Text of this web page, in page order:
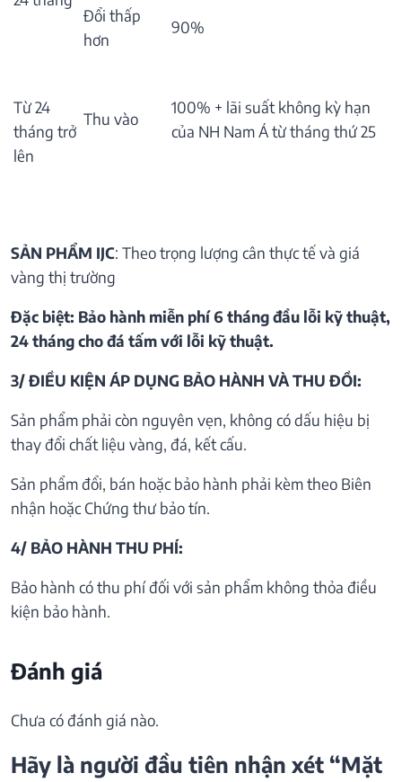
Đổi thấp
hơn
90%
Từ 24
tháng trở
lên
Thu vào
100% + lãi suất không kỳ hạn
của NH Nam Á từ tháng thứ 25
SẢN PHẨM IJC: Theo trọng lượng cân thực tế và giá
vàng thị trường
Đặc biệt: Bảo hành miễn phí 6 tháng đầu lỗi kỹ thuật,
24 tháng cho đá tấm với lỗi kỹ thuật.
3/ ĐIỀU KIỆN ÁP DỤNG BẢO HÀNH VÀ THU ĐỒI:
Sản phẩm phải còn nguyên vẹn, không có dấu hiệu bị
thay đổi chất liệu vàng, đá, kết cấu.
Sản phẩm đổi, bán hoặc bảo hành phải kèm theo Biên
nhận hoặc Chứng thư bảo tín.
4/ BẢO HÀNH THU PHÍ:
Bảo hành có thu phí đối với sản phẩm không thỏa điều
kiện bảo hành.
Đánh giá
Chưa có đánh giá nào.
Hãy là người đầu tiên nhận xét “Mặt